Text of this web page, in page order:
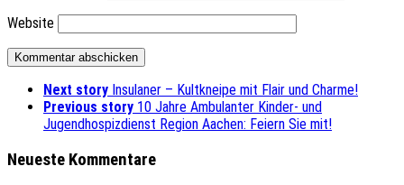
Website
Next story Insulaner – Kultkneipe mit Flair und Charme!
Previous story 10 Jahre Ambulanter Kinder- und
Jugendhospizdienst Region Aachen: Feiern Sie mit!
Neueste Kommentare